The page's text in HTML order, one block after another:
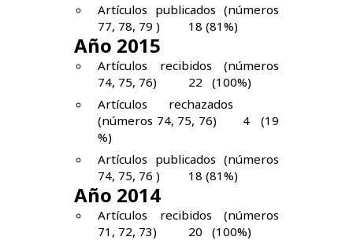
Artículos publicados (números
77, 78, 79 ) 18 (81%)
Año 2015
Artículos recibidos (números
74, 75, 76) 22 (100%)
Artículos rechazados
(números 74, 75, 76) 4 (19
%)
Artículos publicados (números
74, 75, 76 ) 18 (81%)
Año 2014
Artículos recibidos (números
71, 72, 73) 20 (100%)